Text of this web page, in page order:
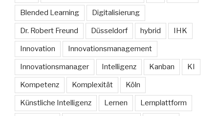
Blended Learning Digitalisierung
Dr. Robert Freund Düsseldorf hybrid IHK
Innovation Innovationsmanagement
Innovationsmanager Intelligenz Kanban KI
Kompetenz Komplexität Köln
Künstliche Intelligenz Lernen Lernplattform